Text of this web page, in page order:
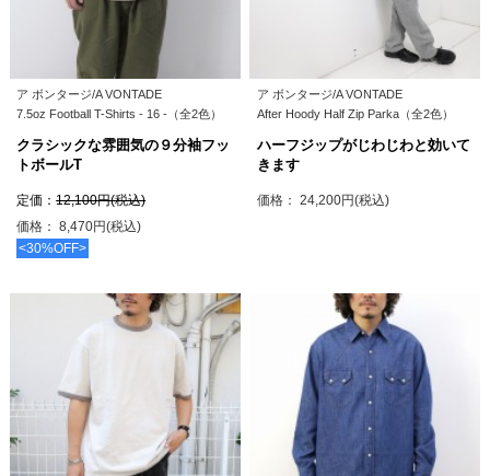
ア ボンタージ/A VONTADE
7.5oz Football T-Shirts - 16 -（全2色）
クラシックな雰囲気の９分袖フッ
トボールT
定価：12,100円(税込)
価格： 8,470円(税込)
<30%OFF>
ア ボンタージ/A VONTADE
After Hoody Half Zip Parka（全2色）
ハーフジップがじわじわと効いて
きます
価格： 24,200円(税込)